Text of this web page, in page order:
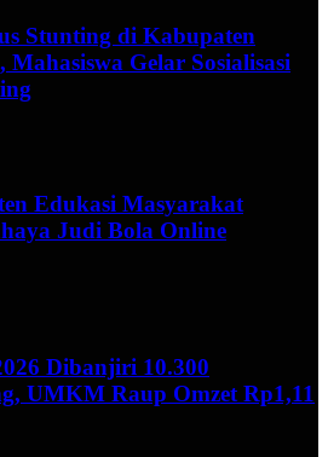
Stunting di Kabupaten
Mahasiswa Gelar Sosialisasi
Edukasi Masyarakat
Judi Bola Online
Dibanjiri 10.300
UMKM Raup Omzet Rp1,11